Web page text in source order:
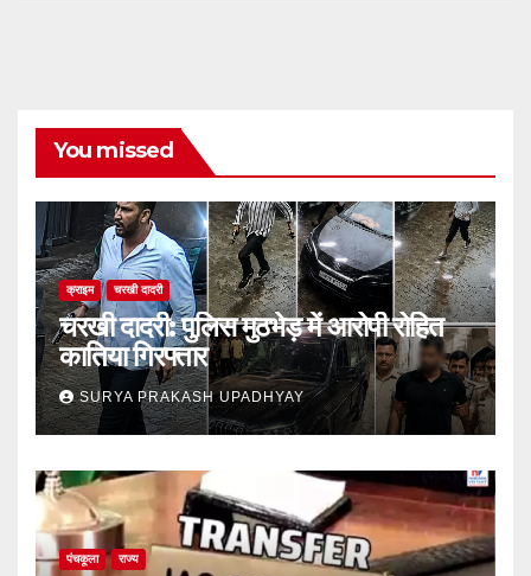
You missed
क्राइम चरखी दादरी
चरखी दादरी: पुलिस मुठभेड़ में आरोपी रोहित
कातिया गिरफ्तार
SURYA PRAKASH UPADHYAY
पंचकूला राज्य